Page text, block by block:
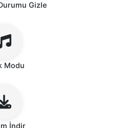
Gizle
Modu
İndir